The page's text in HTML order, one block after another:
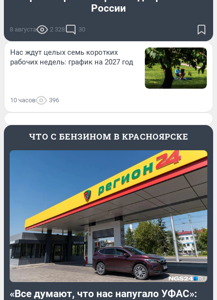
России
8 августа 2 328 30
Нас ждут целых семь коротких
рабочих недель: график на 2027 год
10 часов 396
ЧТО С БЕНЗИНОМ В КРАСНОЯРСКЕ
«Все думают, что нас напугало УФАС»: